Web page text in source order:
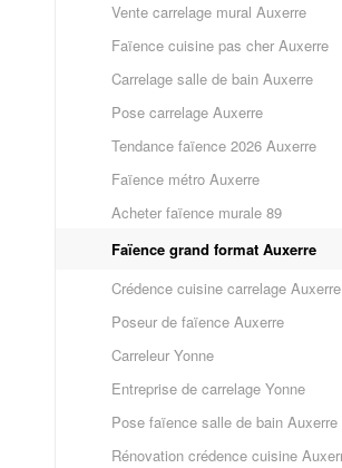
Vente carrelage mural Auxerre
Faïence cuisine pas cher Auxerre
Carrelage salle de bain Auxerre
Pose carrelage Auxerre
Tendance faïence 2026 Auxerre
Faïence métro Auxerre
Acheter faïence murale 89
Faïence grand format Auxerre
Crédence cuisine carrelage Auxerre
Poseur de faïence Auxerre
Carreleur Yonne
Entreprise de carrelage Yonne
Pose faïence salle de bain Auxerre
Rénovation crédence cuisine